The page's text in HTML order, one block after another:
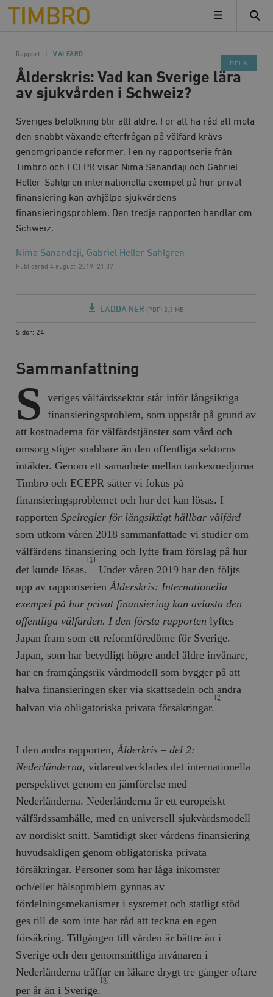
Timbro
MENY
Rapport VÄLFÄRD
Ålderskris: Vad kan Sverige lära
av sjukvården i Schweiz?
Sveriges befolkning blir allt äldre. För att ha råd att möta
den snabbt växande efterfrågan på välfärd krävs
genomgripande reformer. I en ny rapportserie från
Timbro och ECEPR visar Nima Sanandaji och Gabriel
Heller-Sahlgren internationella exempel på hur privat
finansiering kan avhjälpa sjukvårdens
finansieringsproblem. Den tredje rapporten handlar om
Schweiz.
Nima Sanandaji, Gabriel Heller Sahlgren
Publicerad 4 augusti 2019, 21.37
LADDA NER (PDF) 2,3 MB
Sidor: 24
Sammanfattning
S
veriges välfärdssektor står inför långsiktiga
finansieringsproblem, som uppstår på grund av
att kostnaderna för välfärdstjänster som vård och
omsorg stiger snabbare än den offentliga sektorns
intäkter. Genom ett samarbete mellan tankesmedjorna
Timbro och ECEPR sätter vi fokus på
finansieringsproblemet och hur det kan lösas. I
rapportenSpelregler för långsiktigt hållbar välfärd
som utkom våren 2018 sammanfattade vi studier om
välfärdens finansiering och lyfte fram förslag på hur
det kunde lösas.
[1]
Under våren 2019 har den följts
upp av rapportserienÅlderskris: Internationella
exempel på hur privat finansiering kan avlasta den
offentliga välfärden. I den första rapportenlyftes
Japan fram som ett reformföredöme för Sverige.
Japan, som har betydligt högre andel äldre invånare,
har en framgångsrik vårdmodell som bygger på att
halva finansieringen sker via skattsedeln och andra
halvan via obligatoriska privata försäkringar.
[2]
I den andra rapporten,Ålderkris – del 2:
Nederländerna, vidareutvecklades det internationella
perspektivet genom en jämförelse med
Nederländerna. Nederländerna är ett europeiskt
välfärdssamhälle, med en universell sjukvårdsmodell
av nordiskt snitt. Samtidigt sker vårdens finansiering
huvudsakligen genom obligatoriska privata
försäkringar. Personer som har låga inkomster
och/eller hälsoproblem gynnas av
fördelningsmekanismer i systemet och statligt stöd
ges till de som inte har råd att teckna en egen
försäkring. Tillgången till vården är bättre än i
Sverige och den genomsnittliga invånaren i
Nederländerna träffar en läkare drygt tre gånger oftare
per år än i Sverige.
[3]
DELA